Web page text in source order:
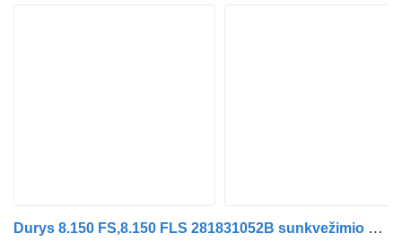
Durys 8.150 FS,8.150 FLS 281831052B sunkvežimio MAN G 90